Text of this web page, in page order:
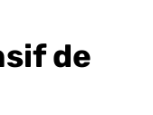
de